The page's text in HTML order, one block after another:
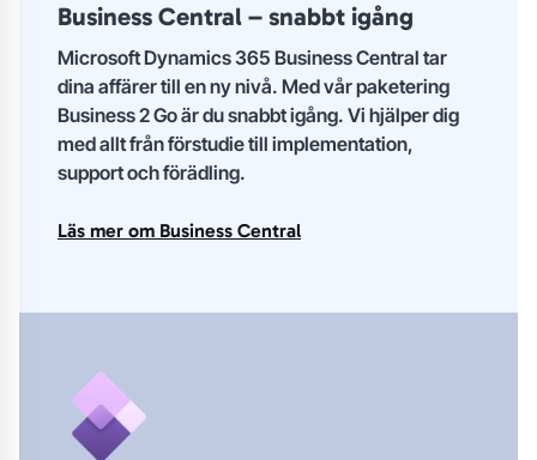
Business Central – snabbt igång
Microsoft Dynamics 365 Business Central tar
dina affärer till en ny nivå. Med vår paketering
Business 2 Go är du snabbt igång. Vi hjälper dig
med allt från förstudie till implementation,
support och förädling.
Läs mer om Business Central